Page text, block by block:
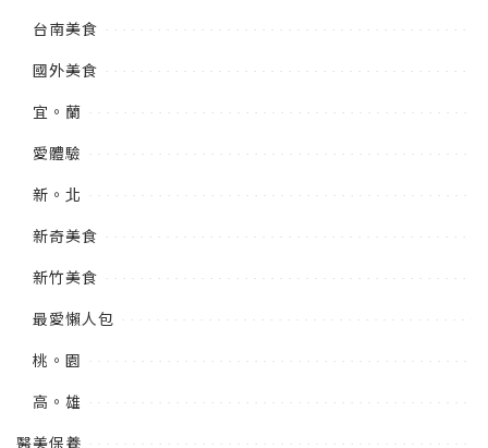
台南美食
國外美食
宜。蘭
愛體驗
新。北
新奇美食
新竹美食
最愛懶人包
桃。園
高。雄
醫美保養